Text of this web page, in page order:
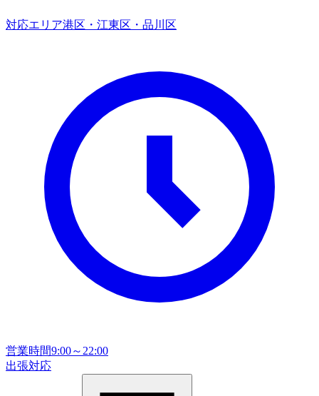
対応エリア港区・江東区・品川区
営業時間9:00～22:00
出張対応